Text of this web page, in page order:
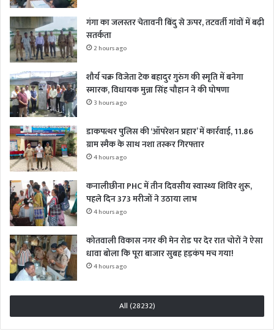
गंगा का जलस्तर चेतावनी बिंदु से ऊपर, तटवर्ती गांवों में बढ़ी
सतर्कता
2 hours ago
शौर्य चक्र विजेता टेक बहादुर गुरुंग की स्मृति में बनेगा
स्मारक, विधायक मुन्ना सिंह चौहान ने की घोषणा
3 hours ago
डाकपत्थर पुलिस की ‘ऑपरेशन प्रहार’ में कार्रवाई, 11.86
ग्राम स्मैक के साथ नशा तस्कर गिरफ्तार
4 hours ago
कनालीछीना PHC में तीन दिवसीय स्वास्थ्य शिविर शुरू,
पहले दिन 373 मरीजों ने उठाया लाभ
4 hours ago
कोतवाली विकास नगर की मेन रोड पर देर रात चोरों ने ऐसा
धावा बोला कि पूरा बाजार सुबह हड़कंप मच गया!
4 hours ago
All (28232)